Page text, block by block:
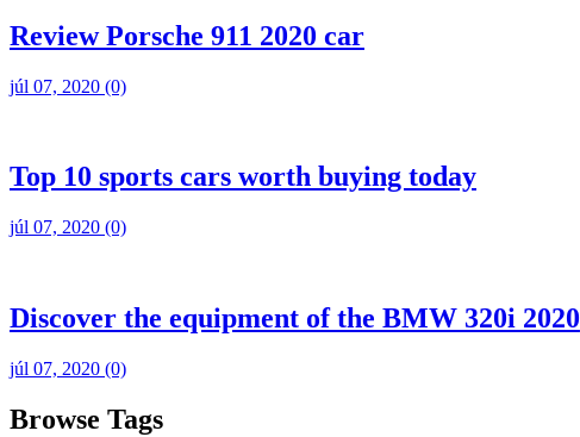
Review Porsche 911 2020 car
júl 07, 2020 (0)
Top 10 sports cars worth buying today
júl 07, 2020 (0)
Discover the equipment of the BMW 320i 2020
júl 07, 2020 (0)
Browse Tags